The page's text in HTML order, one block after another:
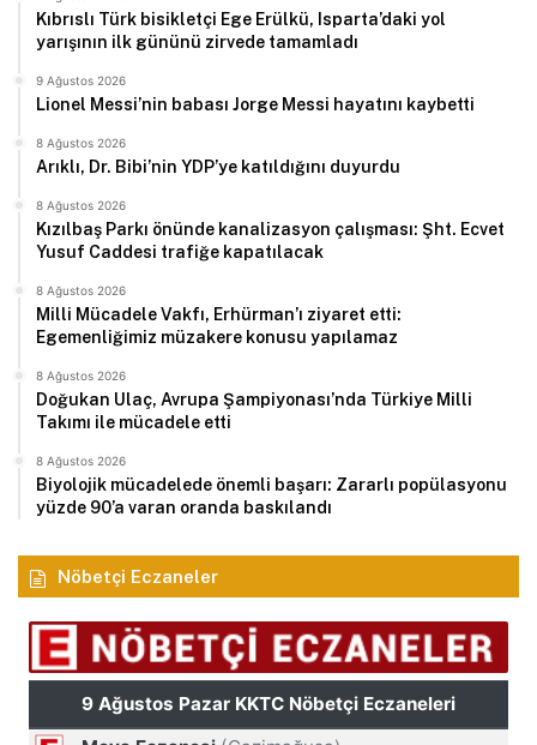
Kıbrıslı Türk bisikletçi Ege Erülkü, Isparta’daki yol
yarışının ilk gününü zirvede tamamladı
9 Ağustos 2026
Lionel Messi’nin babası Jorge Messi hayatını kaybetti
8 Ağustos 2026
Arıklı, Dr. Bibi’nin YDP’ye katıldığını duyurdu
8 Ağustos 2026
Kızılbaş Parkı önünde kanalizasyon çalışması: Şht. Ecvet
Yusuf Caddesi trafiğe kapatılacak
8 Ağustos 2026
Milli Mücadele Vakfı, Erhürman’ı ziyaret etti:
Egemenliğimiz müzakere konusu yapılamaz
8 Ağustos 2026
Doğukan Ulaç, Avrupa Şampiyonası’nda Türkiye Milli
Takımı ile mücadele etti
8 Ağustos 2026
Biyolojik mücadelede önemli başarı: Zararlı popülasyonu
yüzde 90’a varan oranda baskılandı
Nöbetçi Eczaneler